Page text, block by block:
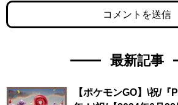
最新記事
【ポケモンGO】\祝/